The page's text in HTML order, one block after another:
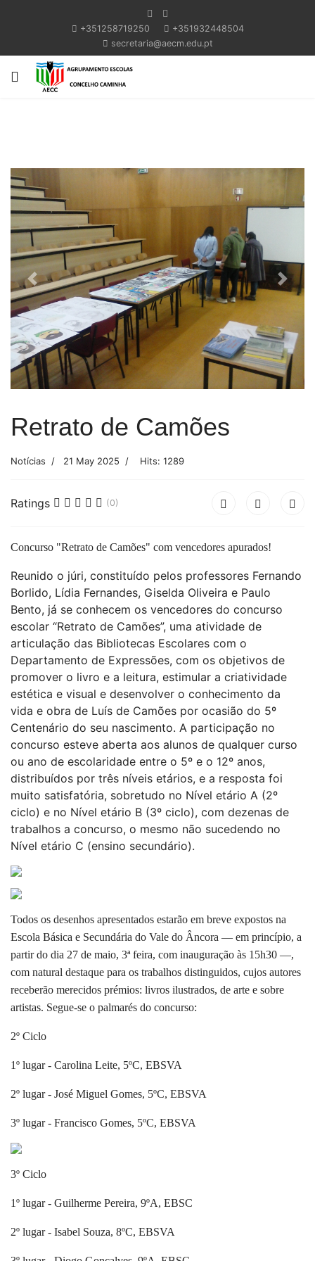
+351258719250
+351932448504
secretaria@aecm.edu.pt
Previous Next
Retrato de Camões
Notícias 21 May 2025 Hits: 1289
Ratings (0)
Concurso "Retrato de Camões" com vencedores apurados!
Reunido o júri, constituído pelos professores Fernando
Borlido, Lídia Fernandes, Giselda Oliveira e Paulo
Bento, já se conhecem os vencedores do concurso
escolar “Retrato de Camões”, uma atividade de
articulação das Bibliotecas Escolares com o
Departamento de Expressões, com os objetivos de
promover o livro e a leitura, estimular a criatividade
estética e visual e desenvolver o conhecimento da
vida e obra de Luís de Camões por ocasião do 5º
Centenário do seu nascimento. A participação no
concurso esteve aberta aos alunos de qualquer curso
ou ano de escolaridade entre o 5º e o 12º anos,
distribuídos por três níveis etários, e a resposta foi
muito satisfatória, sobretudo no Nível etário A (2º
ciclo) e no Nível etário B (3º ciclo), com dezenas de
trabalhos a concurso, o mesmo não sucedendo no
Nível etário C (ensino secundário).
Todos os desenhos apresentados estarão em breve expostos na
Escola Básica e Secundária do Vale do Âncora — em princípio, a
partir do dia 27 de maio, 3ª feira, com inauguração às 15h30 —,
com natural destaque para os trabalhos distinguidos, cujos autores
receberão merecidos prémios: livros ilustrados, de arte e sobre
artistas. Segue-se o palmarés do concurso:
2º Ciclo
1º lugar - Carolina Leite, 5ºC, EBSVA
2º lugar - José Miguel Gomes, 5ºC, EBSVA
3º lugar - Francisco Gomes, 5ºC, EBSVA
3º Ciclo
1º lugar - Guilherme Pereira, 9ºA, EBSC
2º lugar - Isabel Souza, 8ºC, EBSVA